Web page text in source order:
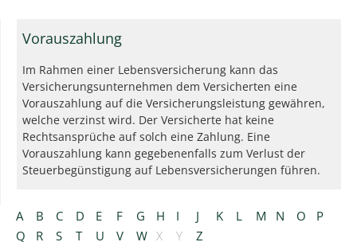
A B C D E F G H I J K L M N O
P
Q
R S T U V W X Y Z
Vorauszahlung
Im Rahmen einer Lebensversicherung kann das
Versicherungsunternehmen dem Versicherten eine
Vorauszahlung auf die Versicherungsleistung gewähren,
welche verzinst wird. Der Versicherte hat keine
Rechtsansprüche auf solch eine Zahlung. Eine
Vorauszahlung kann gegebenenfalls zum Verlust der
Steuerbegünstigung auf Lebensversicherungen führen.